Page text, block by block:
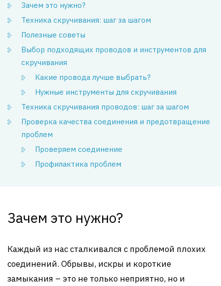
Зачем это нужно?
Техника скручивания: шаг за шагом
Полезные советы
Выбор подходящих проводов и инструментов для
скручивания
Какие провода лучше выбрать?
Нужные инструменты для скручивания
Техника скручивания проводов: шаг за шагом
Проверка качества соединения и предотвращение
проблем
Проверяем соединение
Профилактика проблем
Зачем это нужно?
Каждый из нас сталкивался с проблемой плохих
соединений. Обрывы, искры и короткие
замыкания – это не только неприятно, но и